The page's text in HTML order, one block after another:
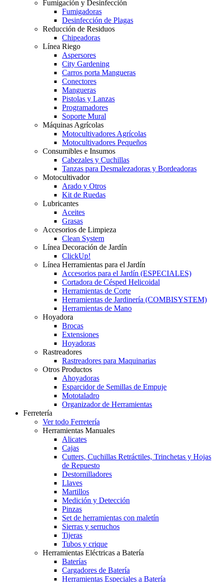
Fumigación y Desinfección
Fumigadoras
Desinfección de Plagas
Reducción de Residuos
Chipeadoras
Línea Riego
Aspersores
City Gardening
Carros porta Mangueras
Conectores
Mangueras
Pistolas y Lanzas
Programadores
Soporte Mural
Máquinas Agrícolas
Motocultivadores Agrícolas
Motocultivadores Pequeños
Consumibles e Insumos
Cabezales y Cuchillas
Tanzas para Desmalezadoras y Bordeadoras
Motocultivador
Arado y Otros
Kit de Ruedas
Lubricantes
Aceites
Grasas
Accesorios de Limpieza
Clean System
Línea Decoración de Jardín
ClickUp!
Línea Herramientas para el Jardín
Accesorios para el Jardín (ESPECIALES)
Cortadora de Césped Helicoidal
Herramientas de Corte
Herramientas de Jardinería (COMBISYSTEM)
Herramientas de Mano
Hoyadora
Brocas
Extensiones
Hoyadoras
Rastreadores
Rastreadores para Maquinarias
Otros Productos
Ahoyadoras
Esparcidor de Semillas de Empuje
Mototaladro
Organizador de Herramientas
Ferretería
Ver todo Ferretería
Herramientas Manuales
Alicates
Cajas
Cutters, Cuchillas Retráctiles, Trinchetas y Hojas
de Repuesto
Destornilladores
Llaves
Martillos
Medición y Detección
Pinzas
Set de herramientas con maletín
Sierras y serruchos
Tijeras
Tubos y crique
Herramientas Eléctricas a Batería
Baterías
Cargadores de Batería
Herramientas Especiales a Batería